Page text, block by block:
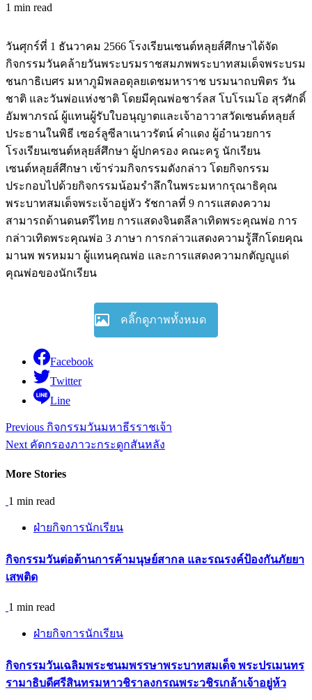
1 min read
วันศุกร์ที่ 1 ธันวาคม 2566 โรงเรียนเซนต์หลุยส์ศึกษาได้จัด
กิจกรรมวันคล้ายวันพระบรมราชสมภพพระบาทสมเด็จพระบรม
ชนกาธิเบศร มหาภูมิพลอดุลยเดชมหาราช บรมนาถบพิตร วัน
ชาติ และวันพ่อแห่งชาติ โดยมีคุณพ่อชาร์ลส โบโรเมโอ สุรศักดิ์
อัมพาภรณ์ ผู้แทนผู้รับใบอนุญาตและเจ้าอาวาสวัดเซนต์หลุยส์
ประธานในพิธี เซอร์ลูซีลาเนาวรัตน์ คำแดง ผู้อำนวยการ
โรงเรียนเซนต์หลุยส์ศึกษา ผู้ปกครอง คณะครู นักเรียน
เซนต์หลุยส์ศึกษา เข้าร่วมกิจกรรมดังกล่าว โดยกิจกรรม
ประกอบไปด้วยกิจกรรมน้อมรำลึกในพระมหากรุณาธิคุณ
พระบาทสมเด็จพระเจ้าอยู่หัว รัชกาลที่ 9 การแสดงความ
สามารถด้านดนตรีไทย การแสดงจินตลีลาเทิดพระคุณพ่อ การ
กล่าวเทิดพระคุณพ่อ 3 ภาษา การกล่าวแสดงความรู้สึกโดยคุณ
มานพ พรหมมา ผู้แทนคุณพ่อ และการแสดงความกตัญญูแด่
คุณพ่อของนักเรียน
คลิ๊กดูภาพทั้งหมด
Facebook
Twitter
Line
Continue
Reading
Previous กิจกรรมวันมหาธีรราชเจ้า
Next คัดกรองภาวะกระดูกสันหลัง
More Stories
1 min read
ฝ่ายกิจการนักเรียน
กิจกรรม​วันต่อต้านการค้ามนุษย์สากล และรณรงค์ป้องกันภัยยา
เสพติด
1 min read
ฝ่ายกิจการนักเรียน
กิจกรรมวันเฉลิมพระชนมพรรษาพระบาทสมเด็จ พระปรเมนทร
รามาธิบดีศรีสินทรมหาวชิราลงกรณพระวชิรเกล้าเจ้าอยู่ห้ว